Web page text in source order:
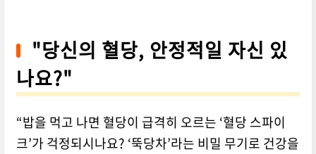
"당신의 혈당, 안정적일 자신 있
나요?"
“밥을 먹고 나면 혈당이 급격히 오르는 ‘혈당 스파이
크’가 걱정되시나요? ‘뚝당차’라는 비밀 무기로 건강을